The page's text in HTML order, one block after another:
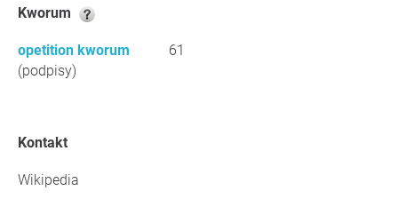
Kworum
opetition kworum
(podpisy)
61
Kontakt
Wikipedia